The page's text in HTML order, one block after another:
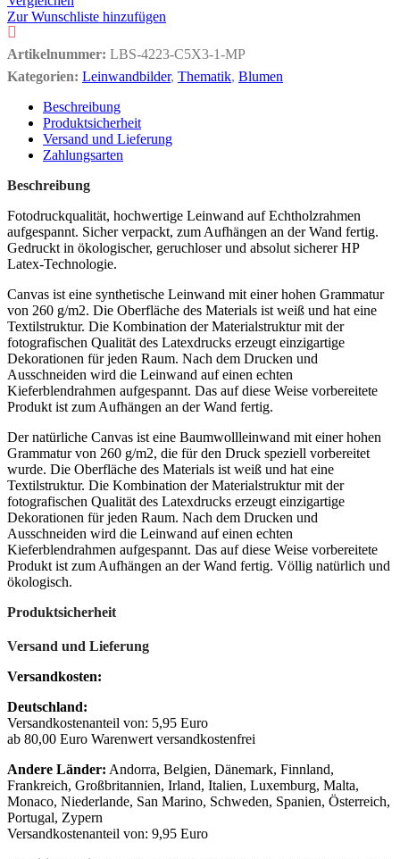
Zur Wunschliste hinzufügen
Artikelnummer: LBS-4223-C5X3-1-MP
Kategorien: Leinwandbilder, Thematik, Blumen
Beschreibung
Produktsicherheit
Versand und Lieferung
Zahlungsarten
Beschreibung
Fotodruckqualität, hochwertige Leinwand auf Echtholzrahmen
aufgespannt. Sicher verpackt, zum Aufhängen an der Wand fertig.
Gedruckt in ökologischer, geruchloser und absolut sicherer HP
Latex-Technologie.
Canvas ist eine synthetische Leinwand mit einer hohen Grammatur
von 260 g/m2. Die Oberfläche des Materials ist weiß und hat eine
Textilstruktur. Die Kombination der Materialstruktur mit der
fotografischen Qualität des Latexdrucks erzeugt einzigartige
Dekorationen für jeden Raum. Nach dem Drucken und
Ausschneiden wird die Leinwand auf einen echten
Kieferblendrahmen aufgespannt. Das auf diese Weise vorbereitete
Produkt ist zum Aufhängen an der Wand fertig.
Der natürliche Canvas ist eine Baumwollleinwand mit einer hohen
Grammatur von 260 g/m2, die für den Druck speziell vorbereitet
wurde. Die Oberfläche des Materials ist weiß und hat eine
Textilstruktur. Die Kombination der Materialstruktur mit der
fotografischen Qualität des Latexdrucks erzeugt einzigartige
Dekorationen für jeden Raum. Nach dem Drucken und
Ausschneiden wird die Leinwand auf einen echten
Kieferblendrahmen aufgespannt. Das auf diese Weise vorbereitete
Produkt ist zum Aufhängen an der Wand fertig. Völlig natürlich und
ökologisch.
Produktsicherheit
Versand und Lieferung
Versandkosten:
Deutschland:
Versandkostenanteil von: 5,95 Euro
ab 80,00 Euro Warenwert versandkostenfrei
Andere Länder: Andorra, Belgien, Dänemark, Finnland,
Frankreich, Großbritannien, Irland, Italien, Luxemburg, Malta,
Monaco, Niederlande, San Marino, Schweden, Spanien, Österreich,
Portugal, Zypern
Versandkostenanteil von: 9,95 Euro